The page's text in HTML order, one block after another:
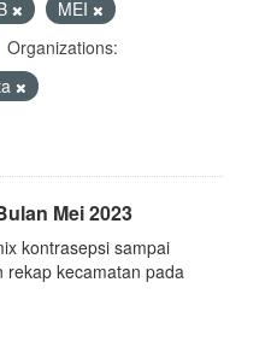
MEI
Organizations:
Mei 2023
kontrasepsi sampai
rekap kecamatan pada